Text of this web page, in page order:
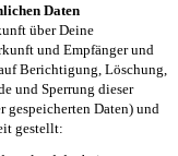
Daten
über Deine
und Empfänger und
Berichtigung, Löschung,
und Sperrung dieser
gespeicherten Daten) und
gestellt: